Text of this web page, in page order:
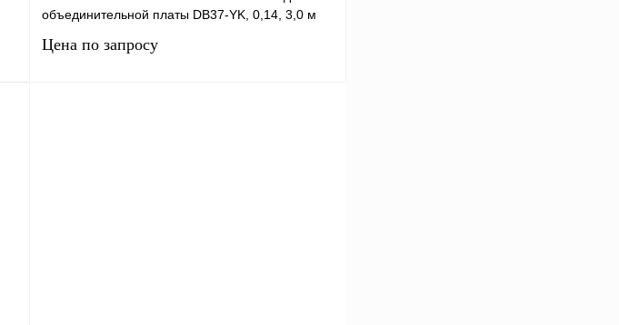
объединительной платы DB37-YK, 0,14, 3,0 м
Цена по запросу